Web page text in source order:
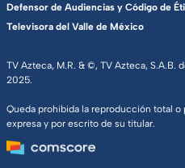
TV Azteca, M.R. & ©, TV Azteca, S.A.B.
2025.
Queda prohibida la reproducción total o
expresa y por escrito de su titular.
Defensor de Audiencias y Código de
Televisora del Valle de México